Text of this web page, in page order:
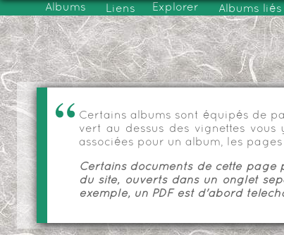
Albums Liens Explorer Albums liés
Certains albums sont équipés de
vert au dessus des vignettes
associées pour un album, les
Certains documents de cette page
du site, ouverts dans un onglet
exemple, un PDF est d'abord